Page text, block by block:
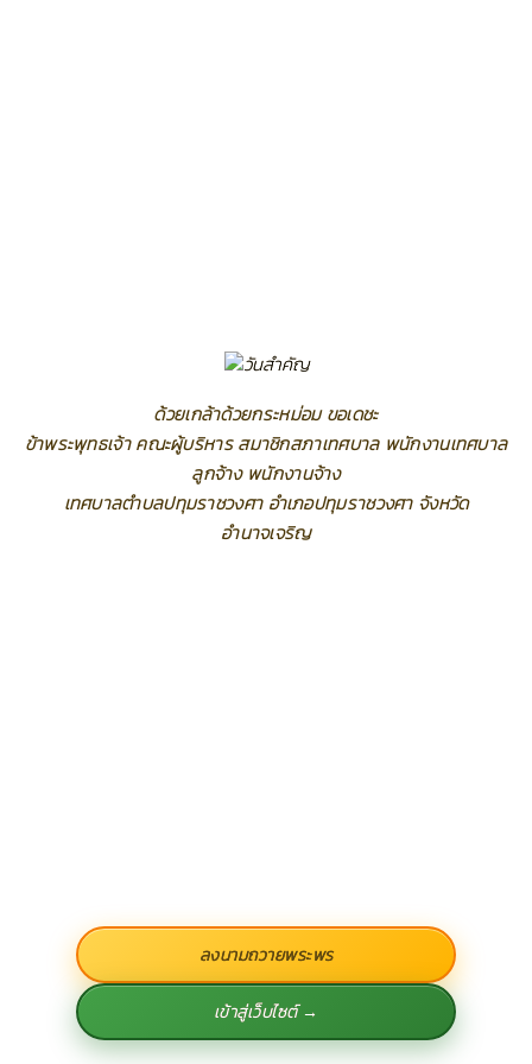
ด้วยเกล้าด้วยกระหม่อม ขอเดชะ
ข้าพระพุทธเจ้า คณะผู้บริหาร สมาชิกสภาเทศบาล พนักงานเทศบาล
ลูกจ้าง พนักงานจ้าง
เทศบาลตำบลปทุมราชวงศา อำเภอปทุมราชวงศา จังหวัด
อำนาจเจริญ
ลงนามถวายพระพร
เข้าสู่เว็บไซต์ →